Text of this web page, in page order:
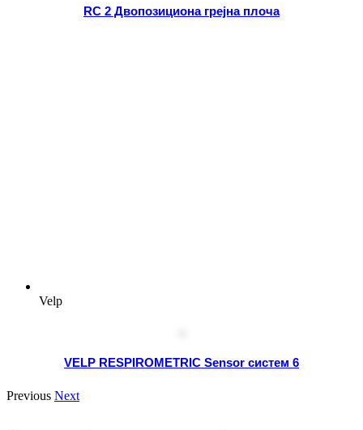
RC 2 Двопозициона грејна плоча
Velp
VELP RESPIROMETRIC Sensor систем 6
Previous Next